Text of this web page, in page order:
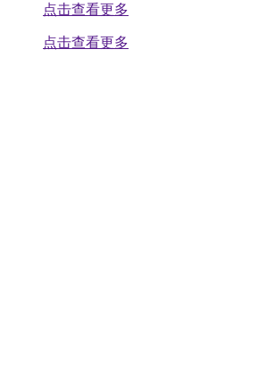
点击查看更多
点击查看更多